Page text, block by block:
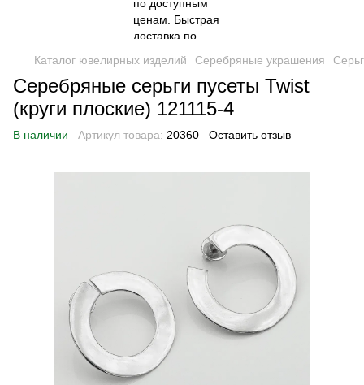
Каталог ювелирных изделий Серебряные украшения
Серебряные серьги пусеты Twist
(круги плоские) 121115-4
В наличии Артикул товара: 20360 Оставить отзыв